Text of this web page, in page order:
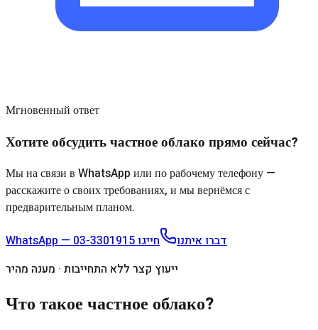
Мгновенный ответ
Хотите обсудить частное облако прямо сейчас?
Мы на связи в WhatsApp или по рабочему телефону —
расскажите о своих требованиях, и мы вернёмся с
предварительным планом.
WhatsApp — דברו איתנו
חייגו03-3301915
ייעוץ קצר ללא התחייבות · מענה מהיר
Что такое частное облако?